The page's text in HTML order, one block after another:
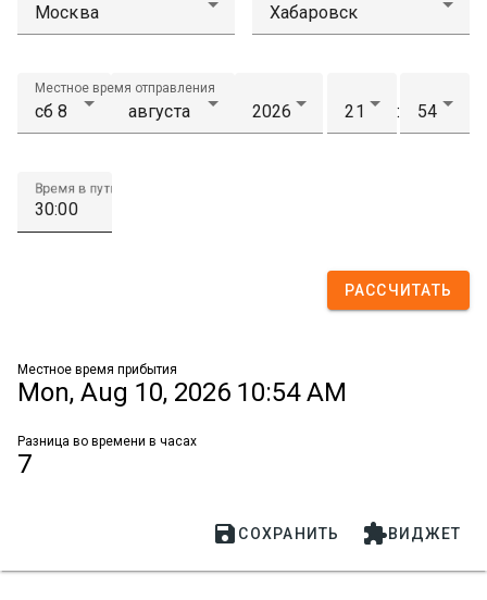
Местное время отправления
:
Время в пути
РАССЧИТАТЬ
Местное время прибытия
Mon, Aug 10, 2026 10:54 AM
Разница во времени в часах
7
 СОХРАНИТЬ ВИДЖЕТ